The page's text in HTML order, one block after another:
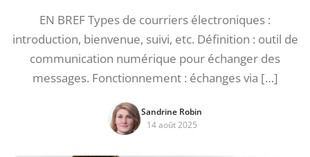
EN BREF Types de courriers électroniques :
introduction, bienvenue, suivi, etc. Définition : outil de
communication numérique pour échanger des
messages. Fonctionnement : échanges via […]
Sandrine Robin
14 août 2025